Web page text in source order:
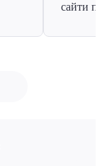
сайти